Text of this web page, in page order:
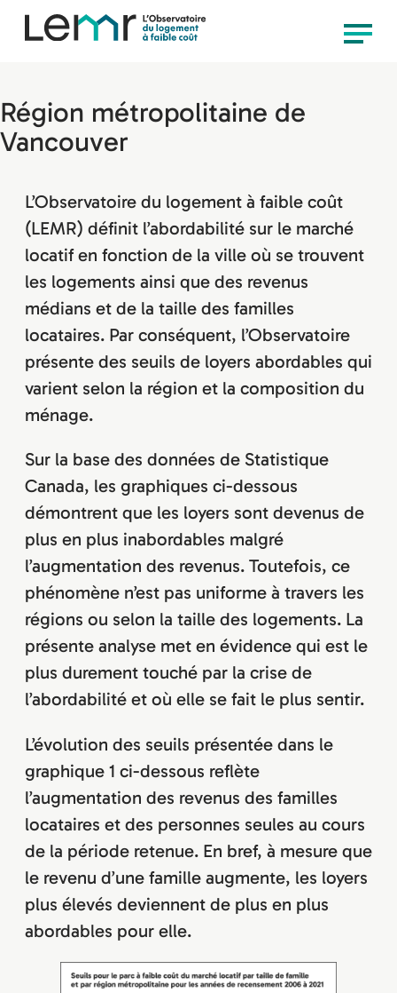
content
Observatoire
Menu
Région métropolitaine de
Vancouver
L’Observatoire du logement à faible coût
(LEMR) définit l’abordabilité sur le marché
locatif en fonction de la ville où se trouvent
les logements ainsi que des revenus
médians et de la taille des familles
locataires. Par conséquent, l’Observatoire
présente des seuils de loyers abordables qui
varient selon la région et la composition du
ménage.
Sur la base des données de Statistique
Canada, les graphiques ci-dessous
démontrent que les loyers sont devenus de
plus en plus inabordables malgré
l’augmentation des revenus. Toutefois, ce
phénomène n’est pas uniforme à travers les
régions ou selon la taille des logements. La
présente analyse met en évidence qui est le
plus durement touché par la crise de
l’abordabilité et où elle se fait le plus sentir.
L’évolution des seuils présentée dans le
graphique 1 ci-dessous reflète
l’augmentation des revenus des familles
locataires et des personnes seules au cours
de la période retenue. En bref, à mesure que
le revenu d’une famille augmente, les loyers
plus élevés deviennent de plus en plus
abordables pour elle.